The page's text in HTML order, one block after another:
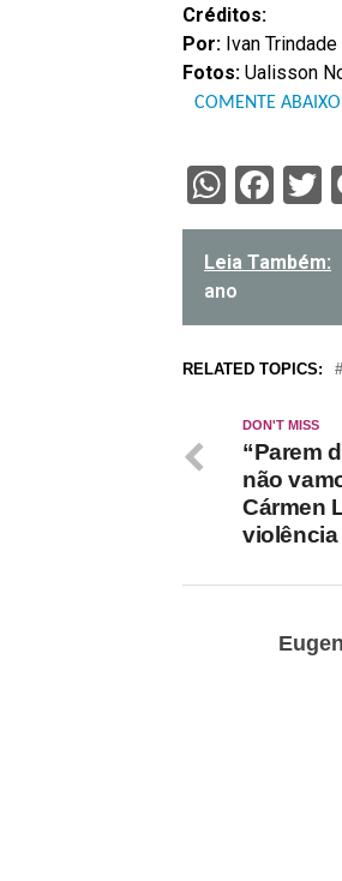
Créditos:
Por: Ivan Trindade
Fotos: Ualisson
COMENTE
Leia Também:
ano
RELATED TOPICS:
DON'T MISS
“Parem
não
Cármen
violência